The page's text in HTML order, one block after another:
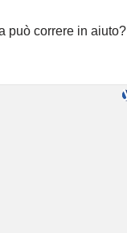
può correre in aiuto?